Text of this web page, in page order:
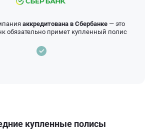
аккредитована в Сбербанке— это
обязательно примет купленный полис
купленные полисы